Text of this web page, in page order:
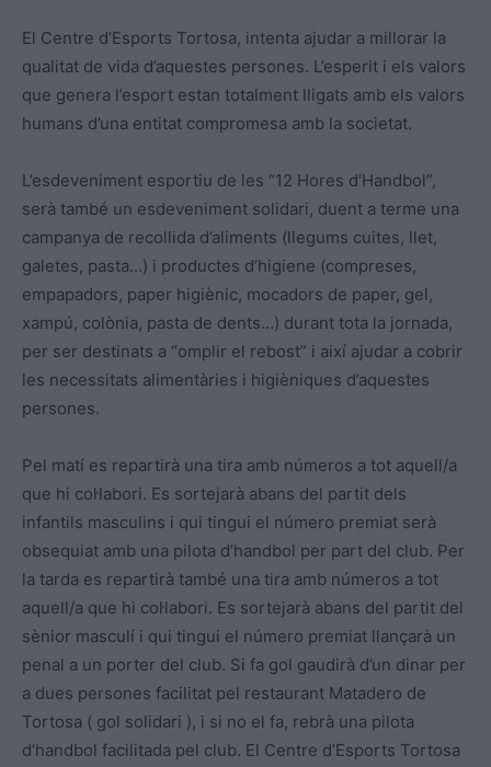
El Centre d’Esports Tortosa, intenta ajudar a millorar la
qualitat de vida d’aquestes persones. L’esperit i els valors
que genera l’esport estan totalment lligats amb els valors
humans d’una entitat compromesa amb la societat.
L’esdeveniment esportiu de les “12 Hores d’Handbol”,
serà també un esdeveniment solidari, duent a terme una
campanya de recollida d’aliments (llegums cuites, llet,
galetes, pasta…) i productes d’higiene (compreses,
empapadors, paper higiènic, mocadors de paper, gel,
xampú, colònia, pasta de dents…) durant tota la jornada,
per ser destinats a “omplir el rebost” i així ajudar a cobrir
les necessitats alimentàries i higièniques d’aquestes
persones.
Pel matí es repartirà una tira amb números a tot aquell/a
que hi col·labori. Es sortejarà abans del partit dels
infantils masculins i qui tingui el número premiat serà
obsequiat amb una pilota d’handbol per part del club. Per
la tarda es repartirà també una tira amb números a tot
aquell/a que hi col·labori. Es sortejarà abans del partit del
sènior masculí i qui tingui el número premiat llançarà un
penal a un porter del club. Si fa gol gaudirà d’un dinar per
a dues persones facilitat pel restaurant Matadero de
Tortosa ( gol solidari ), i si no el fa, rebrà una pilota
d’handbol facilitada pel club. El Centre d’Esports Tortosa